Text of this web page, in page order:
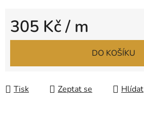
305 Kč/ m
Měrná cena:
DO KOŠÍKU
Tisk Zeptat se Hlídat